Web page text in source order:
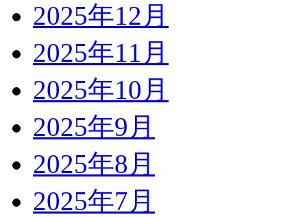
2025年12月
2025年11月
2025年10月
2025年9月
2025年8月
2025年7月